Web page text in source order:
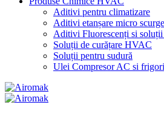
Aditivi pentru climatizare
Aditivi etanșare micro
Aditivi Fluorescenți si soluții
Soluții de curățare HVAC
Soluții pentru sudură
Ulei Compresor AC si